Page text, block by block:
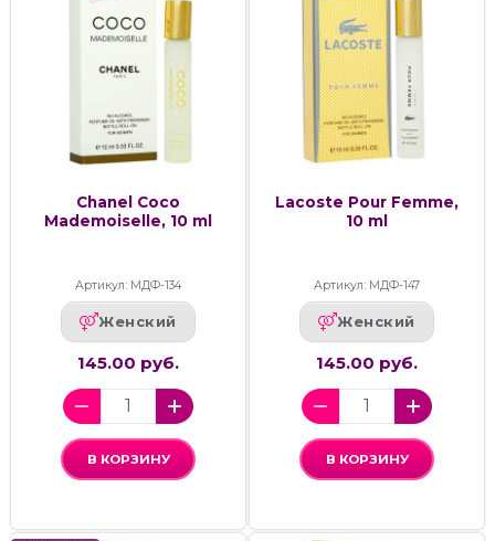
Chanel Coco
Mademoiselle, 10 ml
Артикул: МДФ-134
Женский
145.00 руб.
В КОРЗИНУ
Lacoste Pour Femme,
10 ml
Артикул: МДФ-147
Женский
145.00 руб.
В КОРЗИНУ